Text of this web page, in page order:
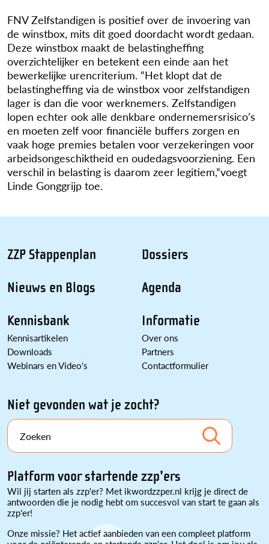
FNV Zelfstandigen is positief over de invoering van
de winstbox, mits dit goed doordacht wordt gedaan.
Deze winstbox maakt de belastingheffing
overzichtelijker en betekent een einde aan het
bewerkelijke urencriterium. “Het klopt dat de
belastingheffing via de winstbox voor zelfstandigen
lager is dan die voor werknemers. Zelfstandigen
lopen echter ook alle denkbare ondernemersrisico’s
en moeten zelf voor financiële buffers zorgen en
vaak hoge premies betalen voor verzekeringen voor
arbeidsongeschiktheid en oudedagsvoorziening. Een
verschil in belasting is daarom zeer legitiem,”voegt
Linde Gonggrijp toe.
ZZP Stappenplan
Nieuws en Blogs
Kennisbank
Kennisartikelen
Downloads
Webinars en Video's
Dossiers
Agenda
Informatie
Over ons
Partners
Contactformulier
Niet gevonden wat je zocht?
Zoeken
Platform voor startende zzp'ers
Wil jij starten als zzp'er? Met ikwordzzper.nl krijg je direct de
antwoorden die je nodig hebt om succesvol van start te gaan als
zzp'er!
Onze missie? Het actief aanbieden van een compleet platform